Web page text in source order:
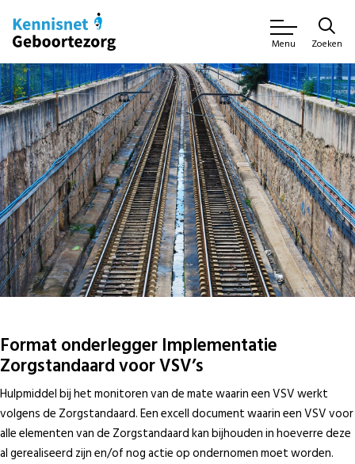
Menu Zoeken
Format onderlegger Implementatie
Zorgstandaard voor VSV’s
Hulpmiddel bij het monitoren van de mate waarin een VSV werkt
volgens de Zorgstandaard. Een excell document waarin een VSV voor
alle elementen van de Zorgstandaard kan bijhouden in hoeverre deze
al gerealiseerd zijn en/of nog actie op ondernomen moet worden.